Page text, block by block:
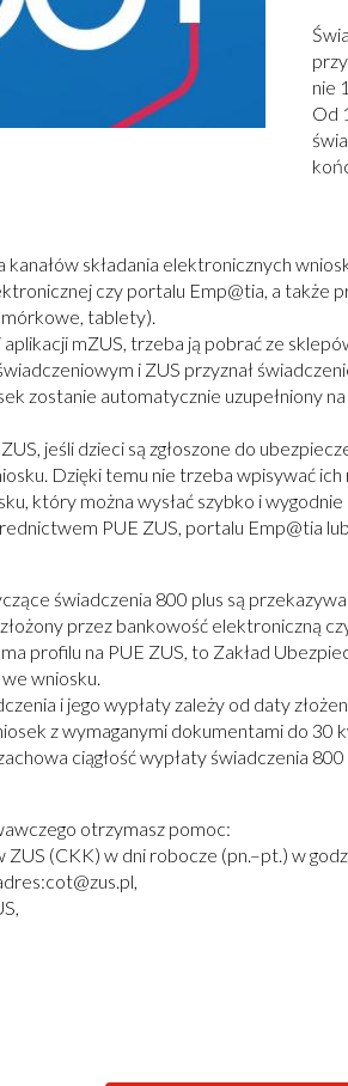
nie
Od
kanałów składania elektronicznych
czy portalu Emp@tia, a także
tablety).
mZUS, trzeba ją pobrać ze
i ZUS przyznał
zostanie automatycznie uzupełniony
jeśli dzieci są zgłoszone do
Dzięki temu nie trzeba wpisywać ich
który można wysłać szybko i
PUE ZUS, portalu Emp@tia
świadczenia 800 plus są
przez bankowość elektroniczną
profilu na PUE ZUS, to Zakład
wniosku.
i jego wypłaty zależy od daty
z wymaganymi dokumentami do 30
ciągłość wypłaty świadczenia 800
otrzymasz pomoc:
(CKK) w dni robocze (pn.–pt.) w